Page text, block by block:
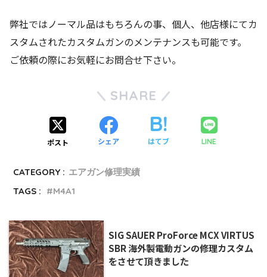
弊社ではノーマル品はもちろんの事、個人、他店様にてカ
スタムされたカスタムガンのメンテナンスも可能です。
ご依頼の際にお気軽にお問合せ下さい。
SHARE
ポスト シェア はてブ LINE
CATEGORY : エアガン修理実績
TAGS :
M4A1
SIG SAUER ProForce MCX VIRTUS
SBR 海外製電動ガンの修理カスタム
をさせて頂きました